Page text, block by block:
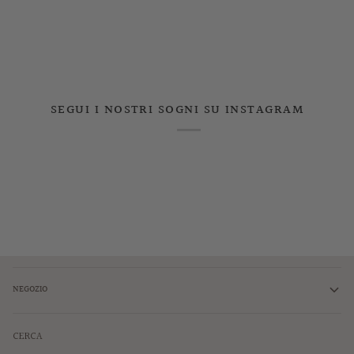
SEGUI I NOSTRI SOGNI SU INSTAGRAM
NEGOZIO
CERCA